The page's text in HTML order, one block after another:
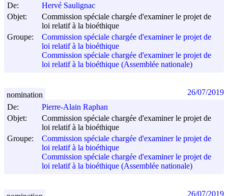
De:
Hervé Saulignac
Objet:
Commission spéciale chargée d'examiner le projet de
loi relatif à la bioéthique
Groupe:
Commission spéciale chargée d'examiner le projet de
loi relatif à la bioéthique
Commission spéciale chargée d'examiner le projet de
loi relatif à la bioéthique (Assemblée nationale)
De:
Pierre-Alain Raphan
Objet:
Commission spéciale chargée d'examiner le projet de
loi relatif à la bioéthique
Groupe:
Commission spéciale chargée d'examiner le projet de
loi relatif à la bioéthique
Commission spéciale chargée d'examiner le projet de
loi relatif à la bioéthique (Assemblée nationale)
nomination 26/07/2019
26/07/2019